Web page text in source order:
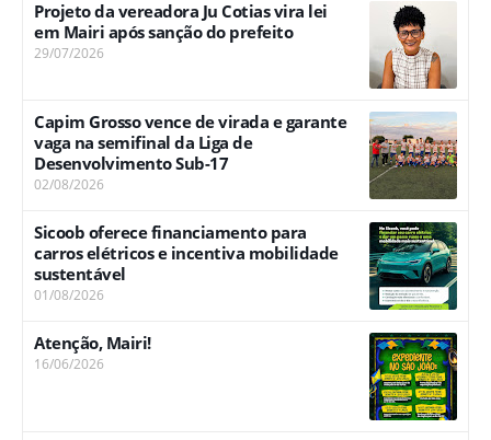
Projeto da vereadora Ju Cotias vira lei
em Mairi após sanção do prefeito
29/07/2026
Capim Grosso vence de virada e garante
vaga na semifinal da Liga de
Desenvolvimento Sub-17
02/08/2026
Sicoob oferece financiamento para
carros elétricos e incentiva mobilidade
sustentável
01/08/2026
Atenção, Mairi!
16/06/2026